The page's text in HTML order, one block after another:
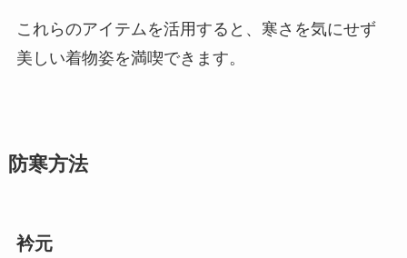
これらのアイテムを活用すると、寒さを気にせず
美しい着物姿を満喫できます。
防寒方法
衿元